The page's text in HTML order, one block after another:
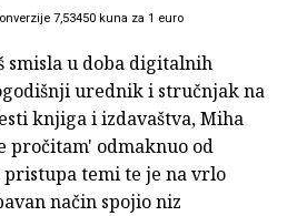
7,53450 kuna za 1 euro
u doba digitalnih
urednik i stručnjak na
knjiga i izdavaštva, Miha
pročitam' odmaknuo od
temi te je na vrlo
način spojio niz